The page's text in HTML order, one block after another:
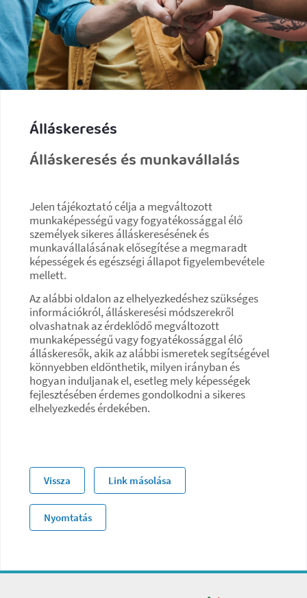
Álláskeresés
Álláskeresés és munkavállalás
Jelen tájékoztató célja a megváltozott
munkaképességű vagy fogyatékossággal élő
személyek sikeres álláskeresésének és
munkavállalásának elősegítése a megmaradt
képességek és egészségi állapot figyelembevétele
mellett.
Az alábbi oldalon az elhelyezkedéshez szükséges
információkról, álláskeresési módszerekről
olvashatnak az érdeklődő megváltozott
munkaképességű vagy fogyatékossággal élő
álláskeresők, akik az alábbi ismeretek segítségével
könnyebben eldönthetik, milyen irányban és
hogyan induljanak el, esetleg mely képességek
fejlesztésében érdemes gondolkodni a sikeres
elhelyezkedés érdekében.
Vissza Link másolása
Nyomtatás